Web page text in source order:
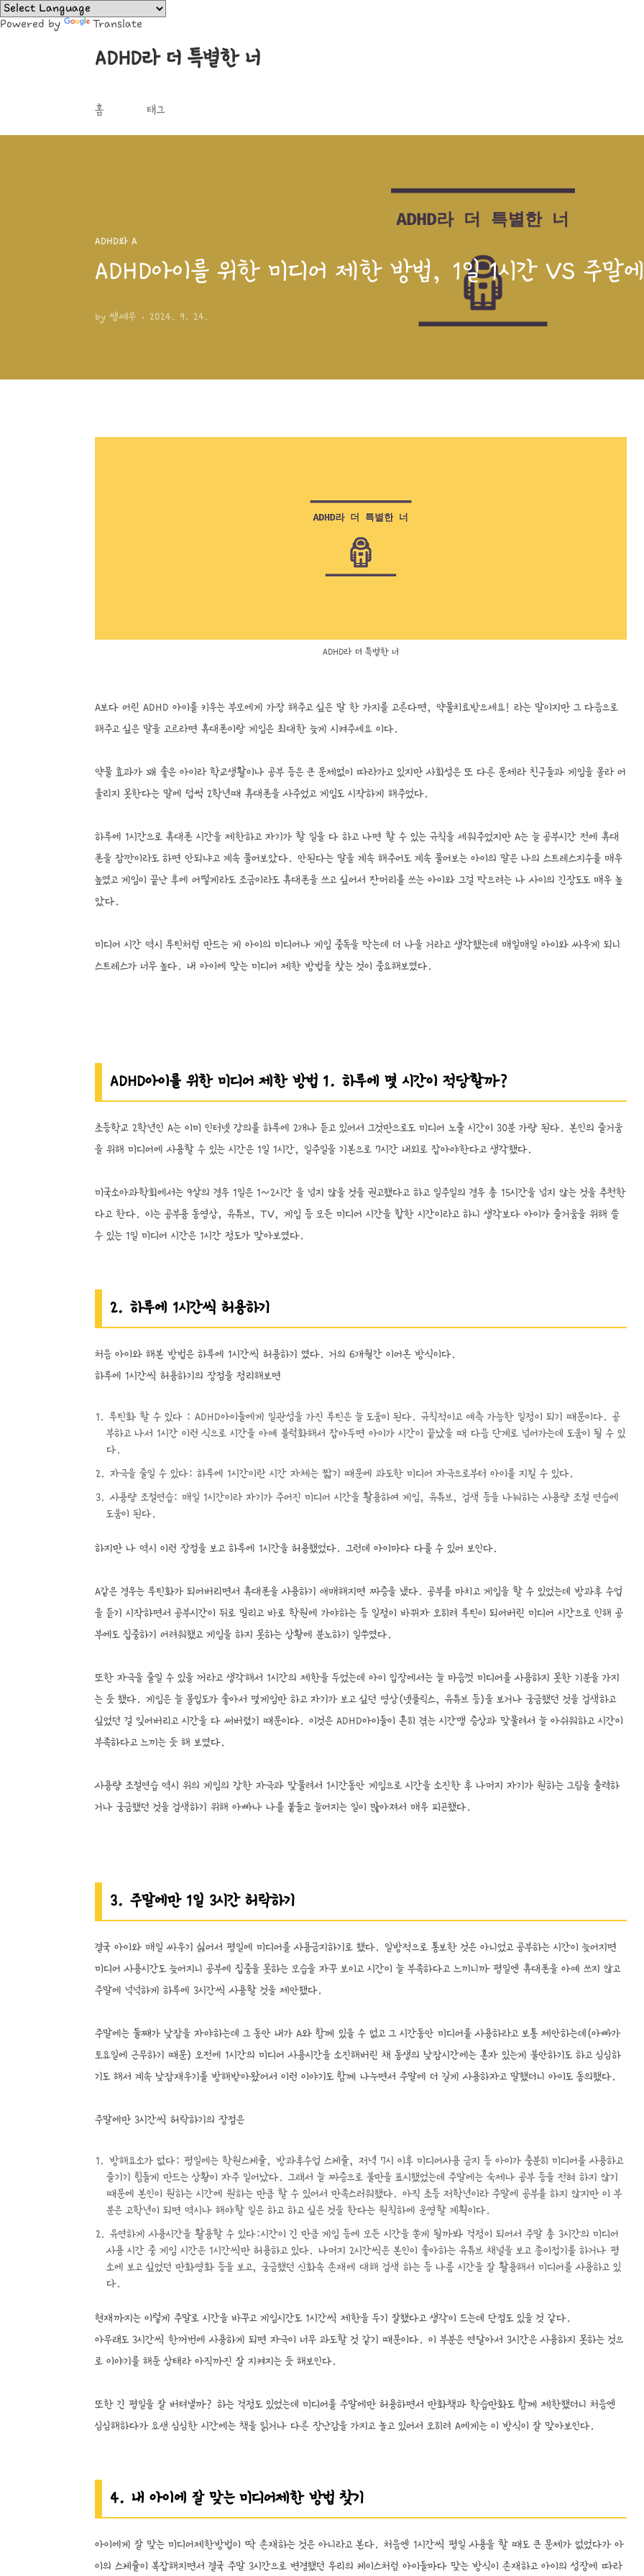
Powered by Translate
본문 바로가기
ADHD라 더 특별한 너
홈 태그
ADHD와 A
ADHD아이를 위한 미디어 제한 방법, 1일 1시간 VS 주말
by 쌤쌔무 2024. 9. 24.
ADHD라 더 특별한 너
A보다 어린 ADHD 아이를 키우는 부모에게 가장 해주고 싶은 말 한 가지를 고른다면, 약물치료받으세요! 라는 말이지만 그 다음으로
해주고 싶은 말을 고르라면 휴대폰이랑 게임은 최대한 늦게 시켜주세요 이다.
약물 효과가 꽤 좋은 아이라 학교생활이나 공부 등은 큰 문제없이 따라가고 있지만 사회성은 또 다른 문제라 친구들과 게임을 몰라 어
울리지 못한다는 말에 덥썩 2학년때 휴대폰을 사주었고 게임도 시작하게 해주었다.
하루에 1시간으로 휴대폰 시간을 제한하고 자기가 할 일을 다 하고 나면 할 수 있는 규칙을 세워주었지만 A는 늘 공부시간 전에 휴대
폰을 잠깐이라도 하면 안되냐고 계속 물어보았다. 안된다는 말을 계속 해주어도 계속 물어보는 아이의 말은 나의 스트레스지수를 매우
높였고 게임이 끝난 후에 어떻게라도 조금이라도 휴대폰을 쓰고 싶어서 잔머리를 쓰는 아이와 그걸 막으려는 나 사이의 긴장도도 매우 높
았다.
미디어 시간 역시 루틴처럼 만드는 게 아이의 미디어나 게임 중독을 막는데 더 나을 거라고 생각했는데 매일매일 아이와 싸우게 되니
스트레스가 너무 높다. 내 아이에 맞는 미디어 제한 방법을 찾는 것이 중요해보였다.
ADHD아이를 위한 미디어 제한 방법 1. 하루에 몇 시간이 적당할까?
초등학교 2학년인 A는 이미 인터넷 강의를 하루에 2개나 듣고 있어서 그것만으로도 미디어 노출 시간이 30분 가량 된다. 본인의 즐거움
을 위해 미디어에 사용할 수 있는 시간은 1일 1시간, 일주일을 기본으로 7시간 내외로 잡아야한다고 생각했다.
미국소아과학회에서는 9살의 경우 1일은 1~2시간 을 넘지 않을 것을 권고했다고 하고 일주일의 경우 총 15시간을 넘지 않는 것을 추천한
다고 한다. 이는 공부용 동영상, 유튜브, TV, 게임 등 모든 미디어 시간을 합한 시간이라고 하니 생각보다 아이가 즐거움을 위해 쓸
수 있는 1일 미디어 시간은 1시간 정도가 맞아보였다.
2. 하루에 1시간씩 허용하기
처음 아이와 해본 방법은 하루에 1시간씩 허용하기 였다. 거의 6개월간 이어온 방식이다.
하루에 1시간씩 허용하기의 장점을 정리해보면
루틴화 할 수 있다 : ADHD아이들에게 일관성을 가진 루틴은 늘 도움이 된다. 규칙적이고 예측 가능한 일정이 되기 때문이다. 공
부하고 나서 1시간 이런 식으로 시간을 아예 블럭화해서 잡아두면 아이가 시간이 끝났을 때 다음 단계로 넘어가는데 도움이 될 수 있
다.
자극을 줄일 수 있다: 하루에 1시간이란 시간 자체는 짧기 때문에 과도한 미디어 자극으로부터 아이를 지킬 수 있다.
사용량 조절연습: 매일 1시간이라 자기가 주어진 미디어 시간을 활용하여 게임, 유튜브, 검색 등을 나눠하는 사용량 조절 연습에
도움이 된다.
하지만 나 역시 이런 장점을 보고 하루에 1시간을 허용했었다. 그런데 아이마다 다를 수 있어 보인다.
A같은 경우는 루틴화가 되어버리면서 휴대폰을 사용하기 애매해지면 짜증을 냈다. 공부를 마치고 게임을 할 수 있었는데 방과후 수업
을 듣기 시작하면서 공부시간이 뒤로 밀리고 바로 학원에 가야하는 등 일정이 바뀌자 오히려 루틴이 되어버린 미디어 시간으로 인해 공
부에도 집중하기 어려워했고 게임을 하지 못하는 상황에 분노하기 일쑤였다.
또한 자극을 줄일 수 있을 꺼라고 생각해서 1시간의 제한을 두었는데 아이 입장에서는 늘 마음껏 미디어를 사용하지 못한 기분을 가지
는 듯 했다. 게임은 늘 몰입도가 좋아서 몇게임만 하고 자기가 보고 싶던 영상(넷플릭스, 유튜브 등)을 보거나 궁금했던 것을 검색하고
싶었던 걸 잊어버리고 시간을 다 써버렸기 때문이다. 이것은 ADHD아이들이 흔히 겪는 시간맹 증상과 맞물려서 늘 아쉬워하고 시간이
부족하다고 느끼는 듯 해 보였다.
사용량 조절연습 역시 위의 게임의 강한 자극과 맞물려서 1시간동안 게임으로 시간을 소진한 후 나머지 자기가 원하는 그림을 출력하
거나 궁금했던 것을 검색하기 위해 아빠나 나를 붙들고 늘어지는 일이 많아져서 매우 피곤했다.
3. 주말에만 1일 3시간 허락하기
결국 아이와 매일 싸우기 싫어서 평일에 미디어를 사용금지하기로 했다. 일방적으로 통보한 것은 아니었고 공부하는 시간이 늦어지면
미디어 사용시간도 늦어지니 공부에 집중을 못하는 모습을 자꾸 보이고 시간이 늘 부족하다고 느끼니까 평일엔 휴대폰을 아예 쓰지 않고
주말에 넉넉하게 하루에 3시간씩 사용할 것을 제안했다.
주말에는 둘째가 낮잠을 자야하는데 그 동안 내가 A와 함께 있을 수 없고 그 시간동안 미디어를 사용하라고 보통 제안하는데(아빠가
토요일에 근무하기 때문) 오전에 1시간의 미디어 사용시간을 소진해버린 채 동생의 낮잠시간에는 혼자 있는게 불안하기도 하고 심심하
기도 해서 계속 낮잠재우기를 방해받아왔어서 이런 이야기도 함께 나누면서 주말에 더 길게 사용하자고 말했더니 아이도 동의했다.
주말에만 3시간씩 허락하기의 장점은
방해요소가 없다: 평일에는 학원스케쥴, 방과후수업 스케쥴, 저녁 7시 이후 미디어사용 금지 등 아이가 충분히 미디어를 사용하고
즐기기 힘들게 만드는 상황이 자주 일어났다. 그래서 늘 짜증으로 불만을 표시했었는데 주말에는 숙제나 공부 등을 전혀 하지 않기
때문에 본인이 원하는 시간에 원하는 만큼 할 수 있어서 만족스러워했다. 아직 초등 저학년이라 주말에 공부를 하지 않지만 이 부
분은 고학년이 되면 역시나 해야할 일은 하고 하고 싶은 것을 한다는 원칙하에 운영할 계획이다.
유연하게 사용시간을 활용할 수 있다:시간이 긴 만큼 게임 등에 모든 시간을 쏟게 될까봐 걱정이 되어서 주말 총 3시간의 미디어
사용 시간 중 게임 시간은 1시간씩만 허용하고 있다. 나머지 2시간씩은 본인이 좋아하는 유튜브 채널을 보고 종이접기를 하거나 평
소에 보고 싶었던 만화영화 등을 보고, 궁금했던 신화속 존재에 대해 검색 하는 등 나름 시간을 잘 활용해서 미디어를 사용하고 있
다.
현재까지는 이렇게 주말로 시간을 바꾸고 게임시간도 1시간씩 제한을 두기 잘했다고 생각이 드는데 단점도 있을 것 같다.
아무래도 3시간씩 한꺼번에 사용하게 되면 자극이 너무 과도할 것 같기 때문이다. 이 부분은 연달아서 3시간은 사용하지 못하는 것으
로 이야기를 해둔 상태라 아직까진 잘 지켜지는 듯 해보인다.
또한 긴 평일을 잘 버텨낼까? 하는 걱정도 있었는데 미디어를 주말에만 허용하면서 만화책과 학습만화도 함께 제한했더니 처음엔
심심해하다가 요샌 심심한 시간에는 책을 읽거나 다른 장난감을 가지고 놀고 있어서 오히려 A에게는 이 방식이 잘 맞아보인다.
4. 내 아이에 잘 맞는 미디어제한 방법 찾기
아이에게 잘 맞는 미디어제한방법이 딱 존재하는 것은 아니라고 본다. 처음엔 1시간씩 평일 사용을 할 때도 큰 문제가 없었다가 아
이의 스케쥴이 복잡해지면서 결국 주말 3시간으로 변경했던 우리의 케이스처럼 아이들마다 맞는 방식이 존재하고 아이의 성장에 따라